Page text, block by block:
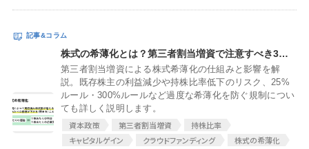
ちょこっと相談とは？
新規会員登録
ログイン
株式の希薄化とは？第三者割当増資で注意すべき3つのリスク
第三者割当増資による株式希薄化の仕組みと影響を解
説。既存株主の利益減少や持株比率低下のリスク、25%
ルール・300%ルールなど過度な希薄化を防ぐ規制につい
ても詳しく説明します。
資本政策 第三者割当増資
持株比率
キャピタルゲイン
クラウドファンディング
株式の希薄化